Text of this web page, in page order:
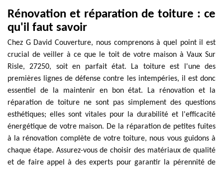
Rénovation et réparation de toiture : ce
qu'il faut savoir
Chez G David Couverture, nous comprenons à quel point il est
crucial de veiller à ce que le toit de votre maison à Vaux Sur
Risle, 27250, soit en parfait état. La toiture est l'une des
premières lignes de défense contre les intempéries, il est donc
essentiel de la maintenir en bon état. La rénovation et la
réparation de toiture ne sont pas simplement des questions
esthétiques; elles sont vitales pour la durabilité et l'efficacité
énergétique de votre maison. De la réparation de petites fuites
à la rénovation complète de votre toiture, nous vous guidons à
chaque étape. Assurez-vous de choisir des matériaux de qualité
et de faire appel à des experts pour garantir la pérennité de